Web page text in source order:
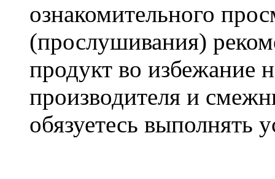
ознакомительного
(прослушивания)
продукт во избежание
производителя и
обязуетесь выполнять